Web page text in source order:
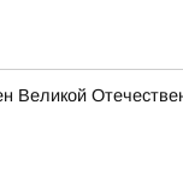
Великой